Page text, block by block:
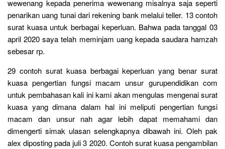
wewenang kepada penerima wewenang misalnya saja seperti
penarikan uang tunai dari rekening bank melalui teller. 13 contoh
surat kuasa untuk berbagai keperluan. Bahwa pada tanggal 03
april 2020 saya telah meminjam uang kepada saudara hamzah
sebesar rp.
29 contoh surat kuasa berbagai keperluan yang benar surat
kuasa pengertian fungsi macam unsur gurupendidikan com
untuk pembahasan kali ini kami akan mengulas mengenai surat
kuasa yang dimana dalam hal ini meliputi pengertian fungsi
macam dan unsur nah agar lebih dapat memahami dan
dimengerti simak ulasan selengkapnya dibawah ini. Oleh pak
alex diposting pada juli 3 2020. Contoh surat kuasa pengambilan